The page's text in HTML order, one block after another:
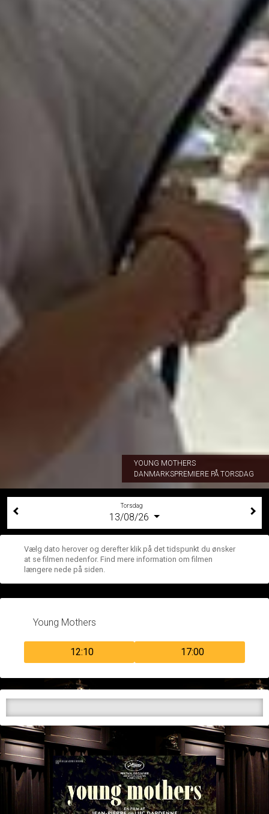
YOUNG MOTHERS
DANMARKSPREMIERE PÅ TORSDAG
Torsdag
13/08/26
Vælg dato herover og derefter klik på det tidspunkt du ønsker
at se filmen nedenfor. Find mere information om filmen
længere nede på siden.
Young Mothers
12:10 17:00